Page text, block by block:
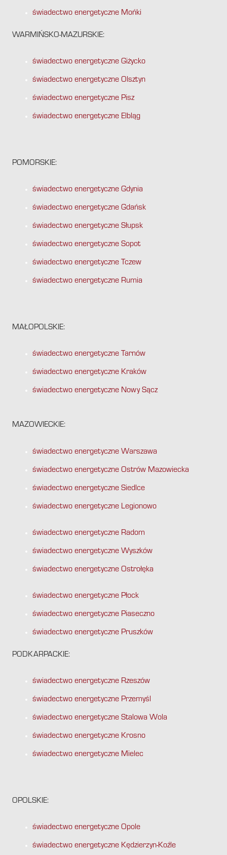
świadectwo energetyczne Mońki
WARMIŃSKO-MAZURSKIE:
świadectwo energetyczne Giżycko
świadectwo energetyczne Olsztyn
świadectwo energetyczne Pisz
świadectwo energetyczne Elbląg
POMORSKIE:
świadectwo energetyczne Gdynia
świadectwo energetyczne Gdańsk
świadectwo energetyczne Słupsk
świadectwo energetyczne Sopot
świadectwo energetyczne Tczew
świadectwo energetyczne Rumia
MAŁOPOLSKIE:
świadectwo energetyczne Tarnów
świadectwo energetyczne Kraków
świadectwo energetyczne Nowy Sącz
MAZOWIECKIE:
świadectwo energetyczne Warszawa
świadectwo energetyczne Ostrów Mazowiecka
świadectwo energetyczne Siedlce
świadectwo energetyczne Legionowo
świadectwo energetyczne Radom
świadectwo energetyczne Wyszków
świadectwo energetyczne Ostrołęka
świadectwo energetyczne Płock
świadectwo energetyczne Piaseczno
świadectwo energetyczne Pruszków
PODKARPACKIE:
świadectwo energetyczne Rzeszów
świadectwo energetyczne Przemyśl
świadectwo energetyczne Stalowa Wola
świadectwo energetyczne Krosno
świadectwo energetyczne Mielec
OPOLSKIE:
świadectwo energetyczne Opole
świadectwo energetyczne Kędzierzyn-Koźle